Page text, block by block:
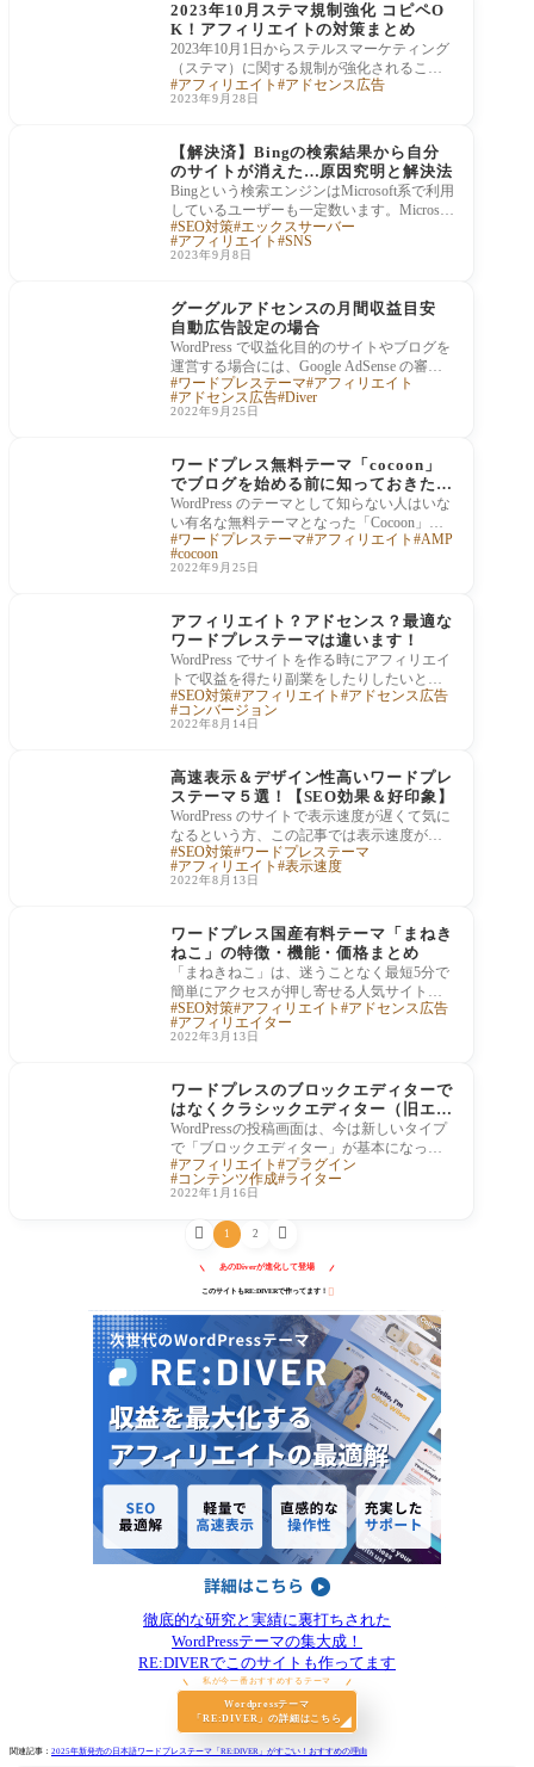
2023年10月ステマ規制強化 コピペO
K！アフィリエイトの対策まとめ
2023年10月1日からステルスマーケティング
（ステマ）に関する規制が強化されること
になりました。この変更により、アフィリ
エイト
アフィリエイト アドセンス広告
2023年9月28日
【解決済】Bingの検索結果から自分
のサイトが消えた…原因究明と解決法
Bingという検索エンジンはMicrosoft系で利用
しているユーザーも一定数います。Microsof
t Bingの検索結果から自分の運営するサイト
が消えて
SEO対策 エックスサーバー
アフィリエイト
SNS
2023年9月8日
グーグルアドセンスの月間収益目安
自動広告設定の場合
WordPress で収益化目的のサイトやブログを
運営する場合には、Google AdSense の審査
を受けて合格し、広告を掲載して収益を得
る方法、ア
ワードプレステーマ アフィリエイト
アドセンス広告 Diver
2022年9月25日
ワードプレス無料テーマ「cocoon」
でブログを始める前に知っておきたい
こと
WordPress のテーマとして知らない人はいな
い有名な無料テーマとなった「Cocoon」に
ついて、実際にcocoonで作成されたブログや
サイトを
ワードプレステーマ アフィリエイト
AMP
cocoon
2022年9月25日
アフィリエイト？アドセンス？最適な
ワードプレステーマは違います！
WordPress でサイトを作る時にアフィリエイ
トで収益を得たり副業をしたりしたいとい
う目的の人も多いと思いますが、アフィリ
エイト
SEO対策 アフィリエイト
アドセンス広告
コンバージョン
2022年8月14日
高速表示＆デザイン性高いワードプレ
ステーマ５選！【SEO効果＆好印象】
WordPress のサイトで表示速度が遅くて気に
なるという方、この記事では表示速度が速
い WordPress テーマを厳選紹介します。Wor
dPress のテ
SEO対策 ワードプレステーマ
アフィリエイト
表示速度
2022年8月13日
ワードプレス国産有料テーマ「まねき
ねこ」の特徴・機能・価格まとめ
「まねきねこ」は、迷うことなく最短5分で
簡単にアクセスが押し寄せる人気サイトに
変身させるためにホームページ製作会社もS
EO対
SEO対策 アフィリエイト
アドセンス広告
アフィリエイター
2022年3月13日
ワードプレスのブロックエディターで
はなくクラシックエディター（旧エデ
ィタ）を使う方法
WordPressの投稿画面は、今は新しいタイプ
で「ブロックエディター」が基本になって
いるのですが、クラシックエディタ（旧エ
ディタ）
アフィリエイト
プラグイン
コンテンツ作成 ライター
2022年1月16日
 1 2 
あのDiverが進化して登場
このサイトもRE:DIVERで作ってます！ 
徹底的な研究と実績に裏打ちされた
WordPressテーマの集大成！
RE:DIVERでこのサイトも作ってます
私が今一番おすすめするテーマ
Wordpressテーマ
「RE:DIVER」の詳細はこちら
関連記事： 2025年新発売の日本語ワードプレステーマ「RE:DIVER」がすごい！おすすめの理由